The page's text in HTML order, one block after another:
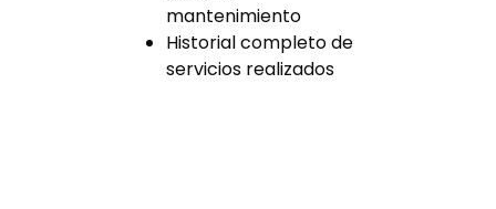
mantenimiento
Historial completo de
servicios realizados